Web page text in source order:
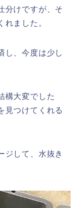
分けですが、そ
ました。
し、今度は少し
構大変でした
見つけてくれる
ジして、水抜き